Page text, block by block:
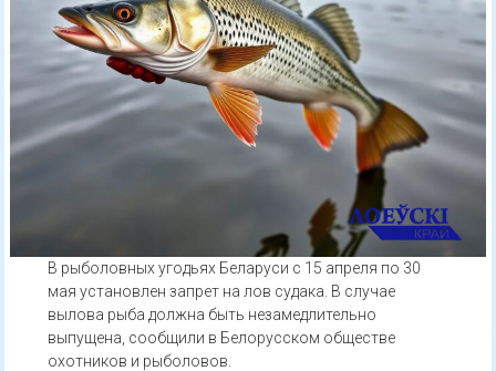
В рыболовных угодьях Беларуси с 15 апреля по 30
мая установлен запрет на лов судака. В случае
вылова рыба должна быть незамедлительно
выпущена, сообщили в Белорусском обществе
охотников и рыболовов.